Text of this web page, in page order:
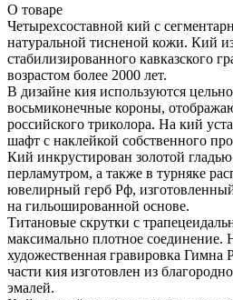
О товаре
Четырехсоставной кий с
натуральной тисненой кожи. Кий
стабилизированного кавказского
возрастом более 2000 лет.
В дизайне кия используются
восьмиконечные короны,
российского триколора. На кий
шафт с наклейкой собственного
Кий инкрустирован золотой
перламутром, а также в турняке
ювелирный герб Рф,
на гильошированной основе.
Титановые скрутки с
максимально плотное соединение.
художественная гравировка
части кия изготовлен из
эмалей.